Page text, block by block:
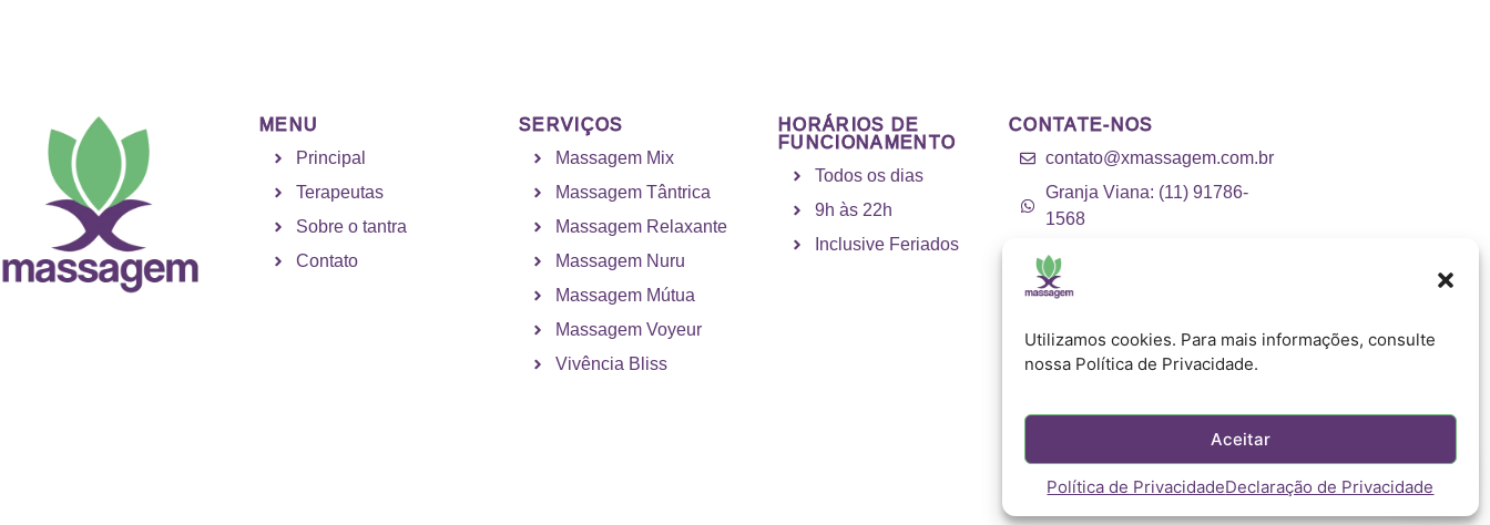
Utilizamos cookies. Para mais informações, consulte
nossa Política de Privacidade.
Aceitar
Política de PrivacidadeDeclaração de Privacidade
MENU
Principal
Terapeutas
Sobre o tantra
Contato
SERVIÇOS
Massagem Mix
Massagem Tântrica
Massagem Relaxante
Massagem Nuru
Massagem Mútua
Massagem Voyeur
Vivência Bliss
HORÁRIOS DE
FUNCIONAMENTO
Todos os dias
9h às 22h
Inclusive Feriados
CONTATE-NOS
contato@xmassagem.com.br
Granja Viana: (11) 91786-
1568
Vila Mariana: (11) 96444-5837
Alphaville: (11) 91773-9727